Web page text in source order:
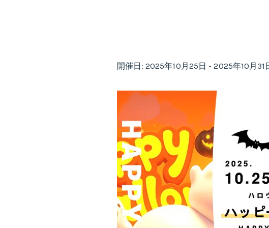
開催日: 2025年10月25日 - 2025年10月31